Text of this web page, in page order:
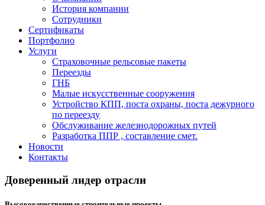
История компании
Сотрудники
Сертификаты
Портфолио
Услуги
Страховочные рельсовые пакеты
Переезды
ГНБ
Малые искусственные сооружения
Устройство КПП, поста охраны, поста дежурного
по переезду
Обслуживание железнодорожных путей
Разработка ППР , составление смет.
Новости
Контакты
Доверенный лидер отрасли